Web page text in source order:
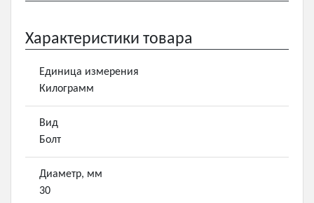
Характеристики товара
Единица измерения
Килограмм
Вид
Болт
Диаметр, мм
30